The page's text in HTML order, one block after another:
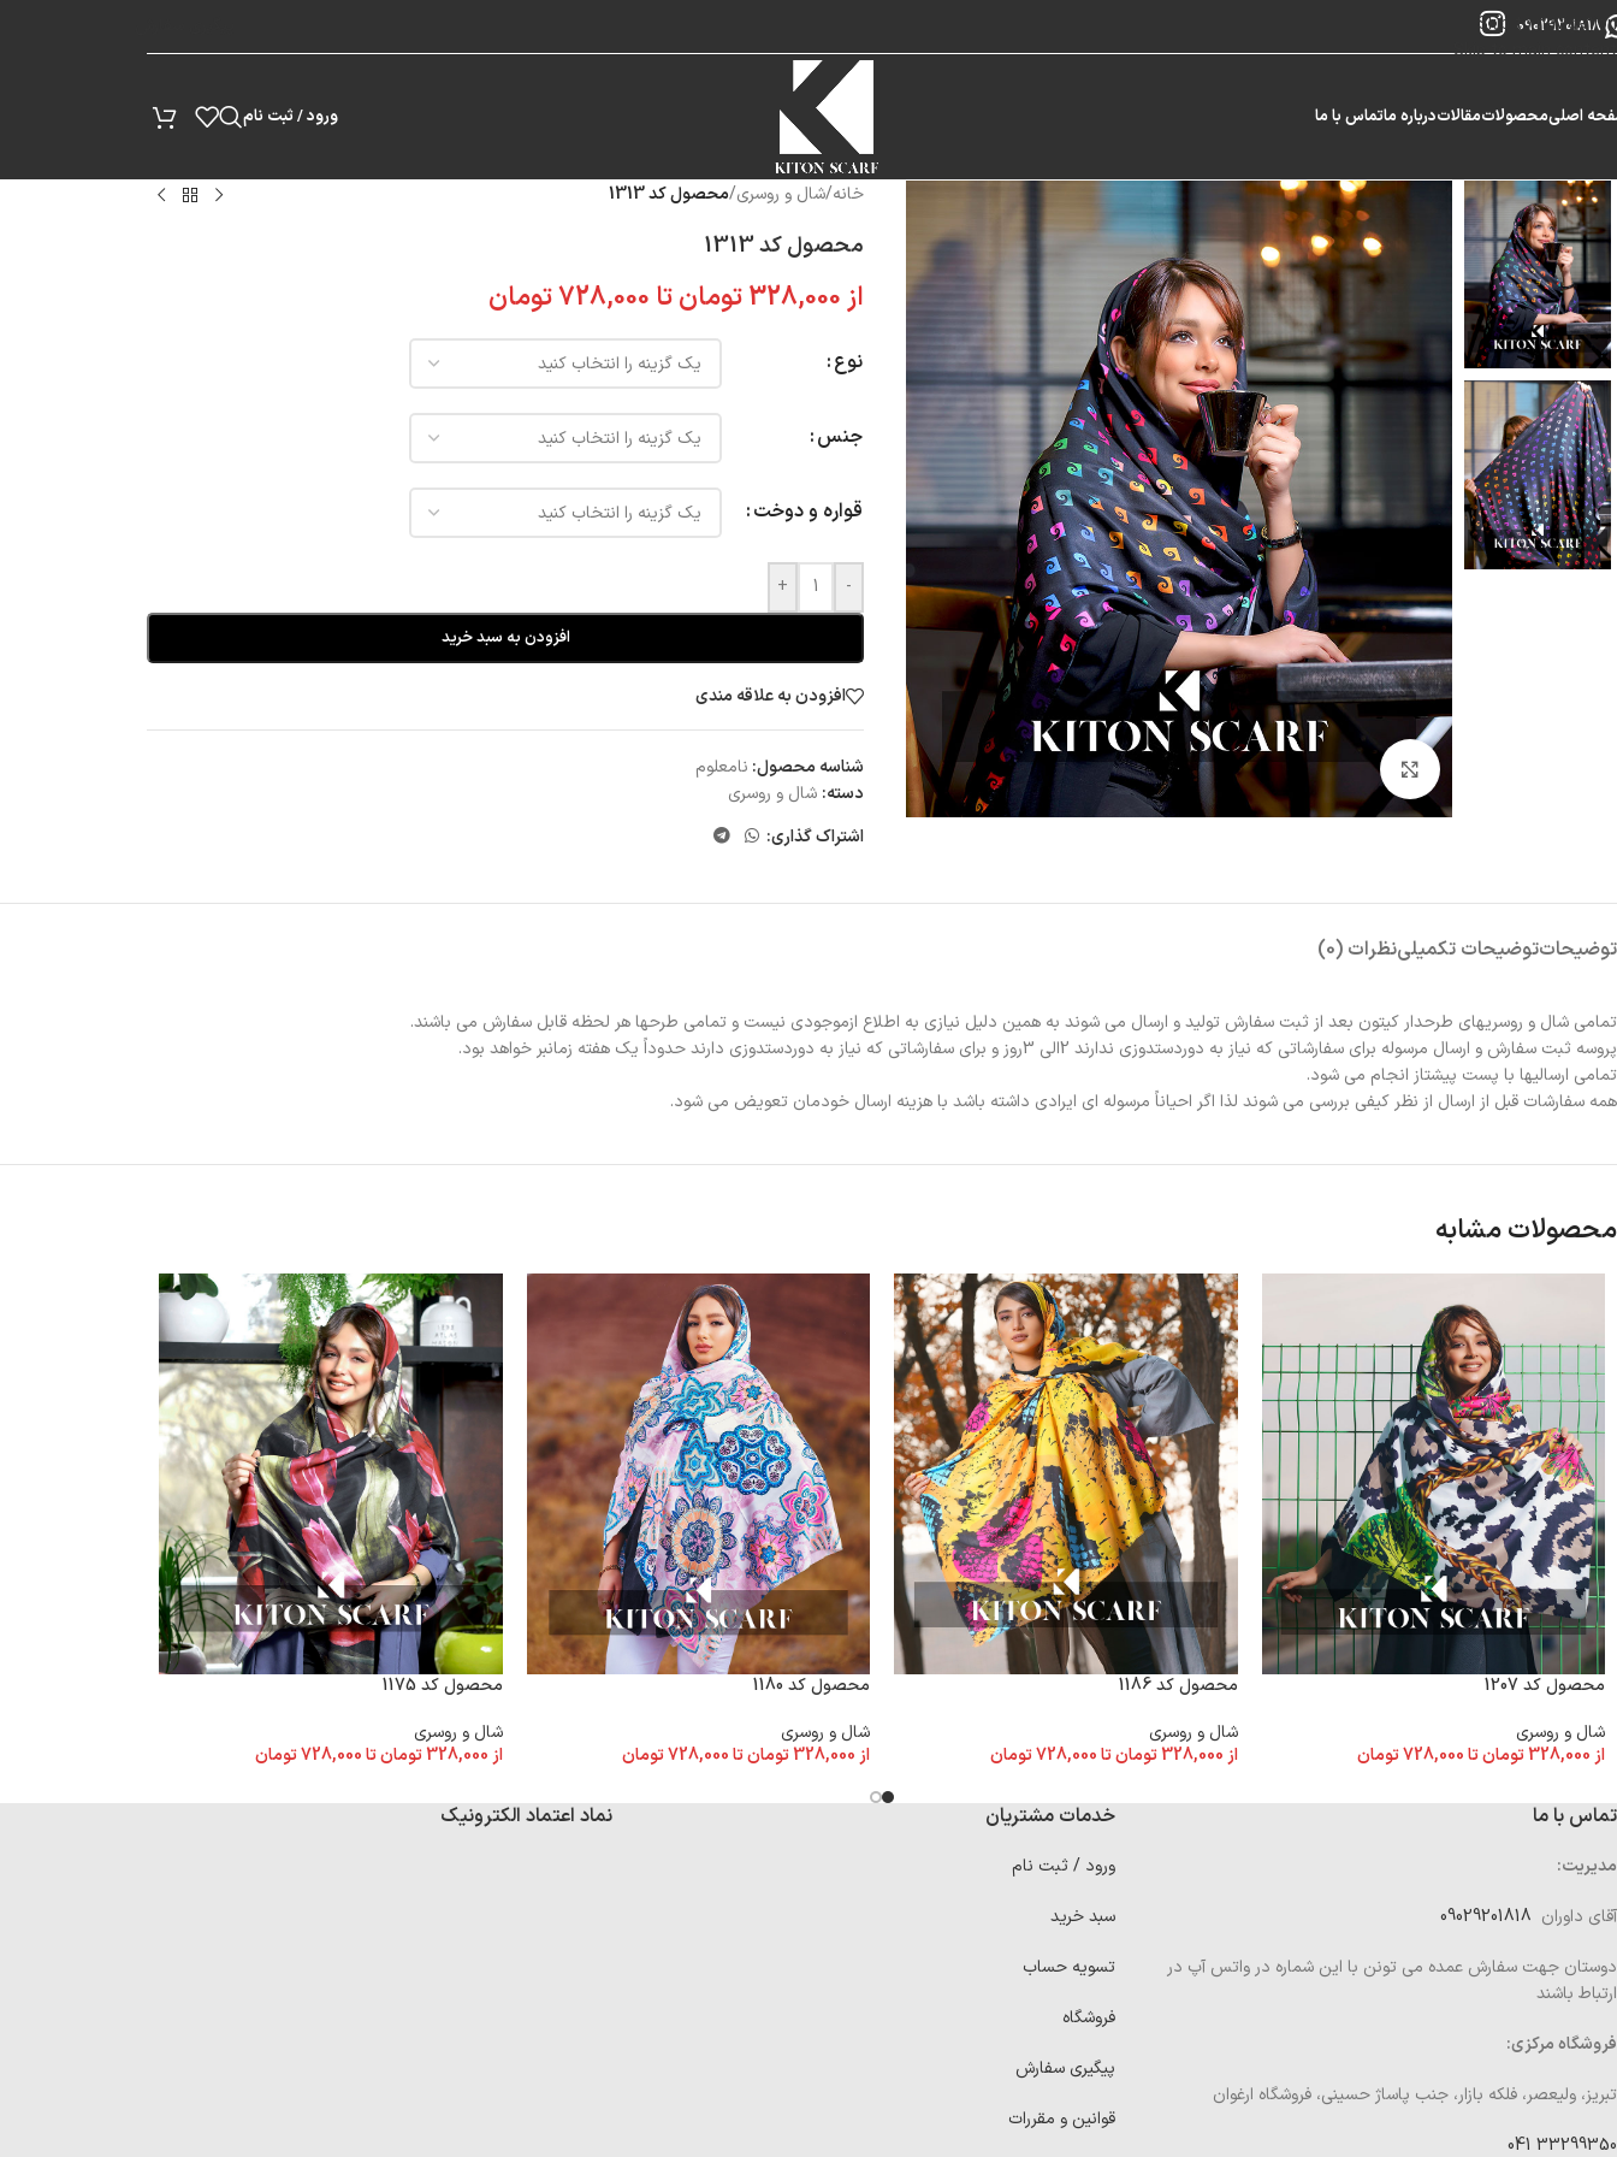
Skip to navigation
Skip to main content
09029201818
اصلیمحصولاتمقالاتدرباره ماتماس با ما ورود / ثبت نام
بزرگنمایی تصویر
خانه/شال و روسری/محصول کد 1313
محصول کد 1313
از328,000تومانتا 728,000تومان
نوع
جنس
قواره و دوخت
-
+
افزودن به سبد خرید
افزودن به علاقه مندی
شناسه محصول: نامعلوم
دسته: شال و روسری
اشتراک گذاری:
توضیحاتتوضیحات تکمیلینظرات (0)
تمامی شال و روسریهای طرحدار کیتون بعد از ثبت سفارش تولید و ارسال می شوند به همین دلیل نیازی به اطلاع ازموجودی نیست و تمامی طرحها هر لحظه قابل سفارش می باشند.
پروسه ثبت سفارش و ارسال مرسوله برای سفارشاتی که نیاز به دوردستدوزی ندارند 2الی 3روز و برای سفارشاتی که نیاز به دوردستدوزی دارند حدوداً یک هفته زمانبر خواهد بود.
تمامی ارسالیها با پست پیشتاز انجام می شود.
همه سفارشات قبل از ارسال از نظر کیفی بررسی می شوند لذا اگر احیاناً مرسوله ای ایرادی داشته باشد با هزینه ارسال خودمان تعویض می شود.
محصولات مشابه
محصول کد 1207
شال و روسری
از328,000تومانتا728,000تومان
محصول کد 1186
شال و روسری
از328,000 تومانتا728,000تومان
محصول کد 1180
شال و روسری
از 328,000تومانتا728,000تومان
محصول کد 1175
شال و روسری
از328,000 تومانتا728,000تومان
تماس با ما
مدیریت:
آقای داوران
دوستان جهت سفارش عمده می تونن با این شماره در واتس آپ در
ارتباط باشند
فروشگاه مرکزی:
تبریز، ولیعصر، فلکه بازار، جنب پاساژ حسینی، فروشگاه ارغوان
33299350 041
خدمات مشتریان
ورود / ثبت نام
سبد خرید
تسویه حساب
فروشگاه
پیگیری سفارش
قوانین و مقررات
نماد اعتماد الکترونیک